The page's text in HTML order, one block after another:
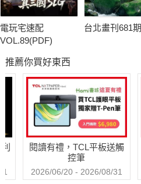
電玩宅速配
VOL.89(PDF)
台北畫刊681期
推薦你買好東西
閱讀有禮，TCL平板送觸
控筆
2026/06/20 - 2026/08/31